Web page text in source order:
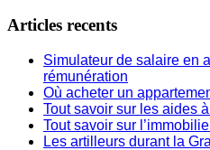
Articles recents
Simulateur de salaire en
rémunération
Où acheter un
Tout savoir sur les aides
Tout savoir sur
Les artilleurs durant la